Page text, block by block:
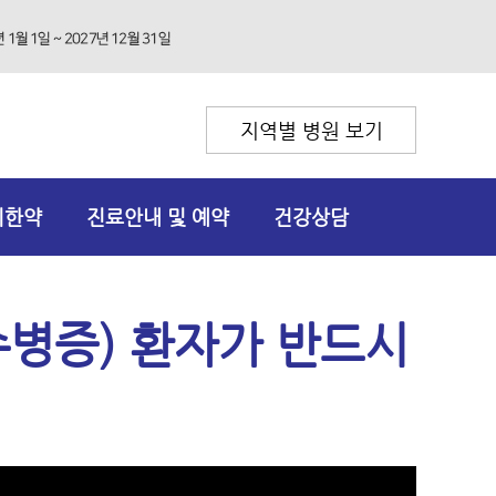
지역별 병원 보기
약 진료안내 및 예약 건강상담
증) 환자가 반드시